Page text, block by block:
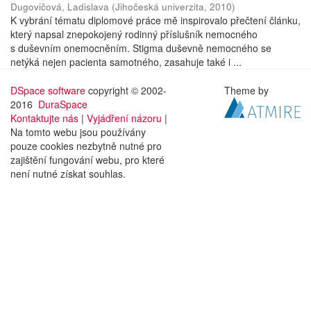
Dugovičová, Ladislava (Jihočeská univerzita, 2010)
K vybrání tématu diplomové práce mě inspirovalo přečtení článku,
který napsal znepokojený rodinný příslušník nemocného
s duševním onemocněním. Stigma duševně nemocného se
netýká nejen pacienta samotného, zasahuje také i ...
DSpace software copyright © 2002-
2016 DuraSpace
Kontaktujte nás | Vyjádření názoru |
Na tomto webu jsou používány
pouze cookies nezbytně nutné pro
zajištění fungování webu, pro které
není nutné získat souhlas.
Theme by